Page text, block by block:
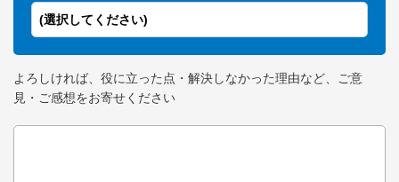
(選択してください)
よろしければ、役に立った点・解決しなかった理由など、ご意
見・ご感想をお寄せください